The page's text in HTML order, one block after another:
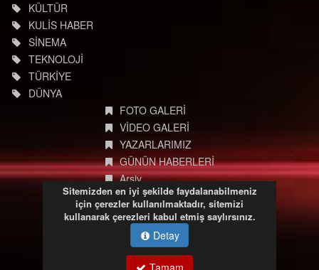
KÜLTÜR
KULİS HABER
SİNEMA
TEKNOLOJİ
TÜRKİYE
DÜNYA
FOTO GALERİ
VİDEO GALERİ
YAZARLARIMIZ
GÜNÜN HABERLERİ
Arşiv
Site Ara
Kdz.Ereğli Haberler
Tel : 0 372 322 27 30
E-posta: info@degisimmedya.com
Sitemizden en iyi şekilde faydalanabilmeniz
için çerezler kullanılmaktadır, sitemizi
kullanarak çerezleri kabul etmiş saylırsınız.
Detay
Tamam